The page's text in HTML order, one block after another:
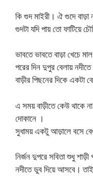
কি গুদ মাইরী। ঐ গুদে বাড়া
গুদটা যদি পায় তো ফাটিয়ে
ভাবতে ভাবতে বাড়া খেচে
পরের দিন দুপুর বেলায়
বাড়ীর পিছনের দিকে একটা
এ সময় বাড়ীতে কেউ থাকে
দোকানে ।
সুধাময় একটু আড়ালে বসে
নির্জন দুপরে সবিতা শুধু
নদীতে ডুব দিয়ে আসবে।